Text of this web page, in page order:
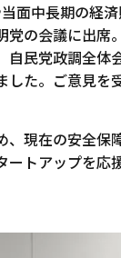
面中長期の経
の会議に出
民党政調全
た。ご意見を
現在の安全
トアップを